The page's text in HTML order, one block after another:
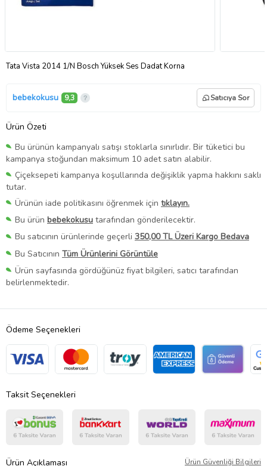
Tata Vista 2014 1/N Bosch Yüksek Ses Dadat Korna
bebekokusu 9,3 Satıcıya Sor
Ürün Özeti
Bu ürünün kampanyalı satışı stoklarla sınırlıdır. Bir tüketici bu
kampanya stoğundan maksimum 10 adet satın alabilir.
Çiçeksepeti kampanya koşullarında değişiklik yapma hakkını saklı
tutar.
Ürünün iade politikasını öğrenmek için tıklayın.
Bu ürün bebekokusu tarafından gönderilecektir.
Bu satıcının ürünlerinde geçerli 350,00 TL Üzeri Kargo Bedava
Bu Satıcının Tüm Ürünlerini Görüntüle
Ürün sayfasında gördüğünüz fiyat bilgileri, satıcı tarafından
belirlenmektedir.
Ödeme Seçenekleri
Taksit Seçenekleri
Ürün Açıklaması Ürün Güvenliği Bilgileri